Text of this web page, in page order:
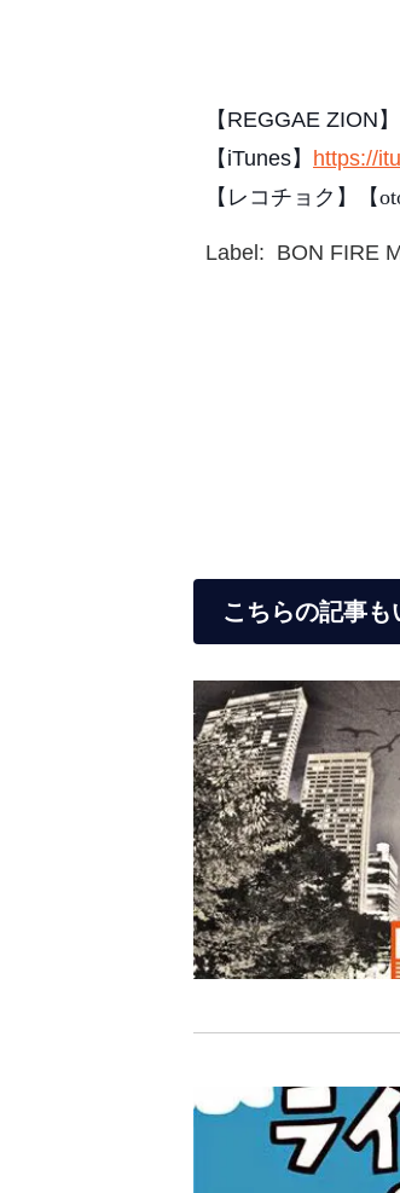
【REGGAE ZION
【iTunes】 https://
【レコチョク】【
Label: BON FIRE
こちらの記事も